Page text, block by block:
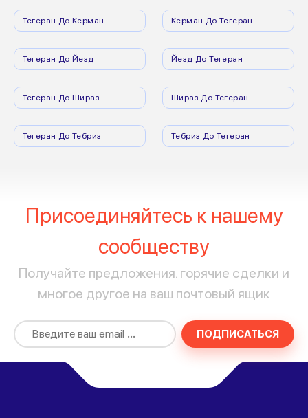
Тегеран До Керман Керман До Тегеран
Тегеран До Йезд Йезд До Тегеран
Тегеран До Шираз Шираз До Тегеран
Тегеран До Тебриз Тебриз До Тегеран
Присоединяйтесь к нашему
сообществу
Получайте предложения, горячие сделки и
многое другое на ваш почтовый ящик
ПОДПИСАТЬСЯ